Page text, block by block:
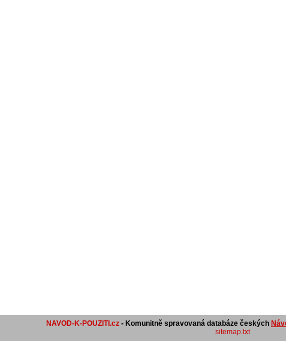
NAVOD-K-POUZITI.cz - Komunitně spravovaná databáze českých
sitemap.txt